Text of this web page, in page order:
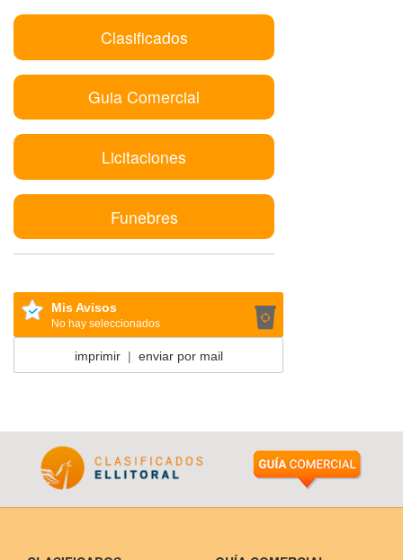
Clasificados
Guia Comercial
Licitaciones
Funebres
Mis Avisos
No hay seleccionados
imprimir| enviar por mail